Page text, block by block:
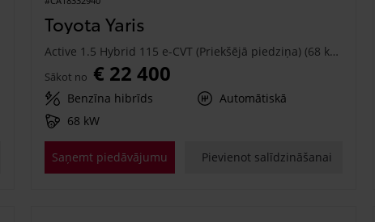
Toyota Yaris
Active 1.5 Hybrid 115 e-CVT (Priekšējā piedziņa) (68 kW)
Sākot no € 22 400
Benzīna hibrīds
Automātiskā
68 kW
Saņemt piedāvājumu Pievienot salīdzināšanai